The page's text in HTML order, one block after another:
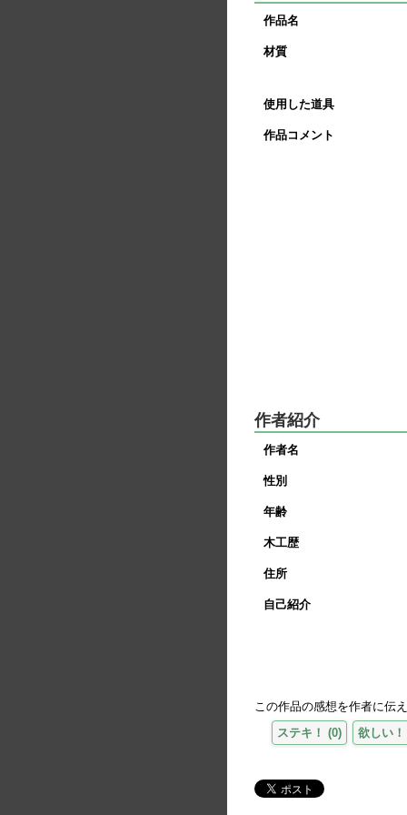
作品名
材質
使用した道具
作品コメント
作者紹介
作者名
性別
年齢
木工歴
住所
自己紹介
この作品の感想を作者に伝
ステキ！ (0) 欲しい！